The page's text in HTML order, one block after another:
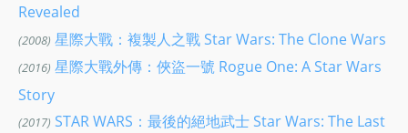
Revealed
(2008) 星際大戰：複製人之戰 Star Wars: The Clone Wars
(2016) 星際大戰外傳：俠盜一號 Rogue One: A Star Wars
Story
(2017) STAR WARS：最後的絕地武士 Star Wars: The Last